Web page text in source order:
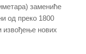
замениће
од преко 1800
извођење нових